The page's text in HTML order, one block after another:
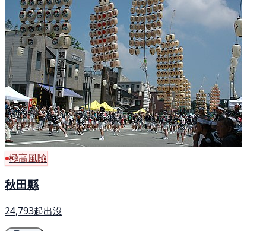
極高風險
秋田縣
24,793起出沒